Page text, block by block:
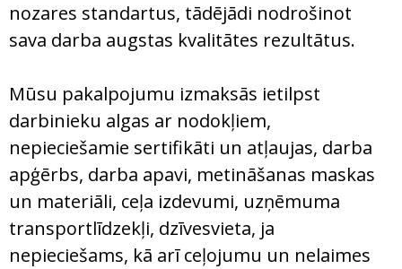
nozares standartus, tādējādi nodrošinot
sava darba augstas kvalitātes rezultātus.
Mūsu pakalpojumu izmaksās ietilpst
darbinieku algas ar nodokļiem,
nepieciešamie sertifikāti un atļaujas, darba
apģērbs, darba apavi, metināšanas maskas
un materiāli, ceļa izdevumi, uzņēmuma
transportlīdzekļi, dzīvesvieta, ja
nepieciešams, kā arī ceļojumu un nelaimes